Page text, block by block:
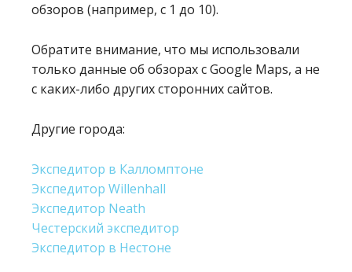
обзоров (например, с 1 до 10).
Обратите внимание, что мы использовали
только данные об обзорах с Google Maps, а не
с каких-либо других сторонних сайтов.
Другие города:
Экспедитор в Калломптоне
Экспедитор Willenhall
Экспедитор Neath
Честерский экспедитор
Экспедитор в Нестоне